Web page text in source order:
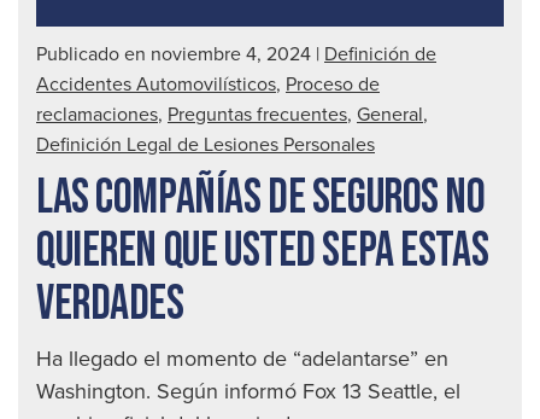
Publicado en noviembre 4, 2024 | Definición de
Accidentes Automovilísticos, Proceso de
reclamaciones, Preguntas frecuentes, General,
Definición Legal de Lesiones Personales
LAS COMPAÑÍAS DE SEGUROS NO
QUIEREN QUE USTED SEPA ESTAS
VERDADES
Ha llegado el momento de “adelantarse” en
Washington. Según informó Fox 13 Seattle, el